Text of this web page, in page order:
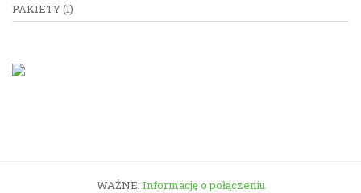
PAKIETY(1)
WAŻNE: Informację o połączeniu